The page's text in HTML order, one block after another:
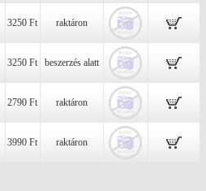
3250 Ft raktáron
3250 Ft beszerzés alatt
2790 Ft raktáron
3990 Ft raktáron